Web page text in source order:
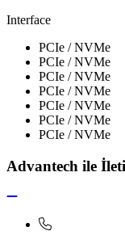
Interface
PCIe / NVMe
PCIe / NVMe
PCIe / NVMe
PCIe / NVMe
PCIe / NVMe
PCIe / NVMe
PCIe / NVMe
Advantech ile